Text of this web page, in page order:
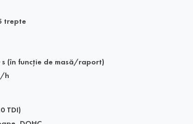
trepte
s (în funcție de masă/raport)
h
TDI)